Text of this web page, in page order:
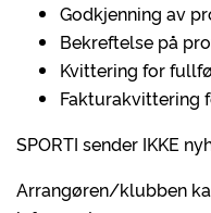
Godkjenning av
Bekreftelse på
Kvittering for
Fakturakvittering
SPORTI sender IKKE
Arrangøren/klubben